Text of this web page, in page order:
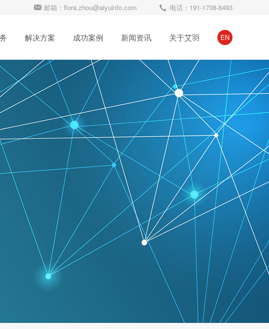
电话：191-1708-8493
邮箱：flora.zhou@aiyuinfo.com
解决方案 成功案例 新闻资讯 关于艾羽 EN